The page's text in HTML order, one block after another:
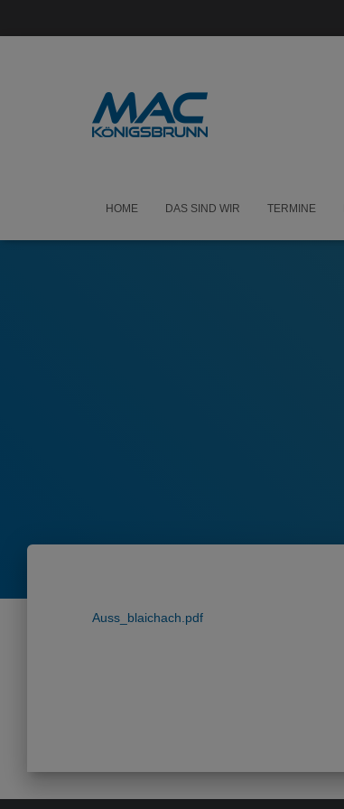
HOME DAS SIND WIR TERMINE
Auss_blaichach.pdf